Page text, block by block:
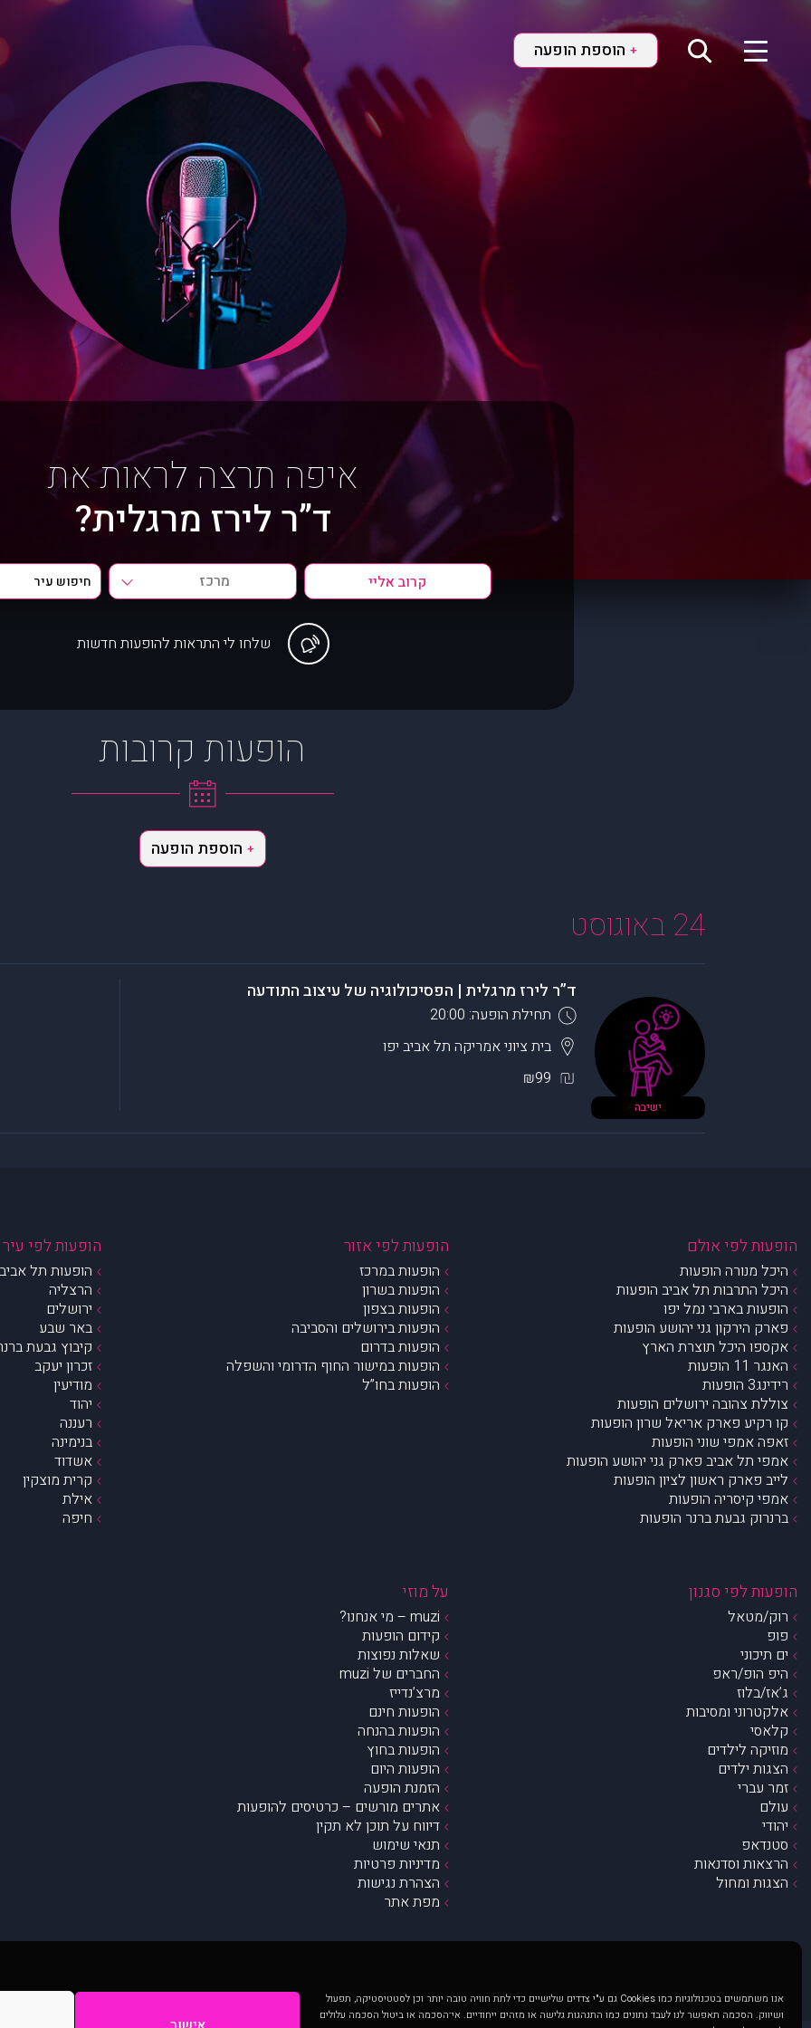
אנו משתמשים בטכנולוגיות כמו Cookies גם ע"י צדדים שלישיים כדי לתת חוויה טובה יותר וכן לסטטיסטיקה, תפעול
ושיווק. הסכמה תאפשר לנו לעבד נתונים כמו התנהגות גלישה או מזהים ייחודיים. אי־הסכמה או ביטול הסכמה עלולים
+ הוספת הופעה
איפה תרצה לראות את
ד”ר לירז מרגלית?
מרכז
שלחו לי התראות להופעות חדשות
הופעות קרובות
+ הוספת הופעה
24 באוגוסט
ישיבה
ד”ר לירז מרגלית | הפסיכולוגיה של עיצוב התודעה
תחילת הופעה: 20:00
בית ציוני אמריקה תל אביב יפו
₪99
הופעות לפי אולם
היכל מנורה הופעות
היכל התרבות תל אביב הופעות
הופעות בארבי נמל יפו
פארק הירקון גני יהושע הופעות
אקספו היכל תוצרת הארץ
האנגר 11 הופעות
רידינג3 הופעות
צוללת צהובה ירושלים הופעות
קו רקיע פארק אריאל שרון הופעות
זאפה אמפי שוני הופעות
אמפי תל אביב פארק גני יהושע הופעות
לייב פארק ראשון לציון הופעות
אמפי קיסריה הופעות
ברנרוק גבעת ברנר הופעות
הופעות לפי אזור
הופעות במרכז
הופעות בשרון
הופעות בצפון
הופעות בירושלים והסביבה
הופעות בדרום
הופעות במישור החוף הדרומי והשפלה
הופעות בחו”ל
הופעות לפי עיר
הופעות תל
הרצליה
ירושלים
באר שבע
קיבוץ גבעת
זכרון יעקב
מודיעין
יהוד
רעננה
בנימינה
אשדוד
קרית מוצקין
אילת
חיפה
הופעות לפי סגנון
רוק/מטאל
פופ
ים תיכוני
היפ הופ/ראפ
ג’אז/בלוז
אלקטרוני ומסיבות
קלאסי
מוזיקה לילדים
הצגות ילדים
זמר עברי
עולם
יהודי
סטנדאפ
הרצאות וסדנאות
הצגות ומחול
על מוזי
muzi – מי אנחנו?
קידום הופעות
שאלות נפוצות
החברים של muzi
מרצ’נדייז
הופעות חינם
הופעות בהנחה
הופעות בחוץ
הופעות היום
הזמנת הופעה
אתרים מורשים – כרטיסים להופעות
דיווח על תוכן לא תקין
תנאי שימוש
מדיניות פרטיות
הצהרת נגישות
מפת אתר